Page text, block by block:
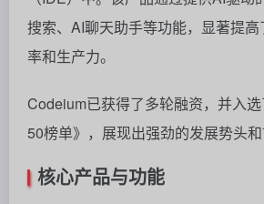
搜索、AI聊天助手等功能，显著提
率和生产力。
Codeium已获得了多轮融资，并入
50榜单》，展现出强劲的发展势头和
核心产品与功能